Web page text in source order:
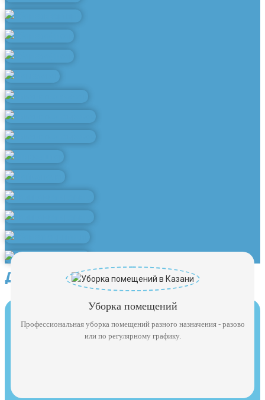
Другие услуги клининга
Уборка помещений
Профессиональная уборка помещений разного назначения - разово
или по регулярному графику.